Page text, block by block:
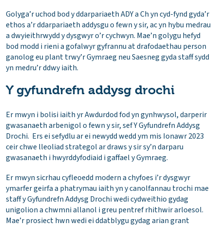
Golyga’r uchod bod y ddarpariaeth ADY a Ch yn cyd-fynd gyda’r
ethos a’r ddarpariaeth addysgu o fewn y sir, ac yn hybu medrau
a dwyieithrwydd y dysgwyr o’r cychwyn. Mae’n golygu hefyd
bod modd i rieni a gofalwyr gyfrannu at drafodaethau person
ganolog eu plant trwy’r Gymraeg neu Saesneg gyda staff sydd
yn medru’r ddwy iaith.
Y gyfundrefn addysg drochi
Er mwyn i bolisi iaith yr Awdurdod fod yn gynhwysol, darperir
gwasanaeth arbenigol o fewn y sir, sef Y Gyfundrefn Addysg
Drochi. Ers ei sefydlu ar ei newydd wedd ym mis Ionawr 2023
ceir chwe lleoliad strategol ar draws y sir sy’n darparu
gwasanaeth i hwyrddyfodiaid i gaffael y Gymraeg.
Er mwyn sicrhau cyfleoedd modern a chyfoes i’r dysgwyr
ymarfer geirfa a phatrymau iaith yn y canolfannau trochi mae
staff y Gyfundrefn Addysg Drochi wedi cydweithio gydag
unigolion a chwmni allanol i greu pentref rhithwir arloesol.
Mae’r prosiect hwn wedi ei ddatblygu gydag arian grant